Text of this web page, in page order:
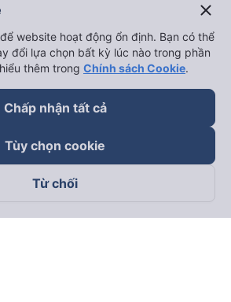
tôi trên
close
website hoạt động ổn định. Bạn có thể
đổi lựa chọn bất kỳ lúc nào trong phần
thêm trong Chính sách Cookie.
Chấp nhận tất cả
Tùy chọn cookie
Từ chối